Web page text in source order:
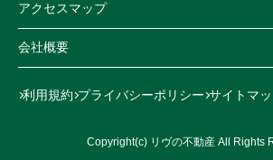
アクセスマップ
会社概要
利用規約 プライバシーポリシー サイトマ
Copyright(c) リヴの不動産 All Rights